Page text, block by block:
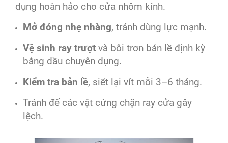
dụng hoàn hảo cho cửa nhôm kính.
Mở đóng nhẹ nhàng, tránh dùng lực mạnh.
Vệ sinh ray trượt và bôi trơn bản lề định kỳ
bằng dầu chuyên dụng.
Kiểm tra bản lề, siết lại vít mỗi 3–6 tháng.
Tránh để các vật cứng chặn ray cửa gây
lệch.